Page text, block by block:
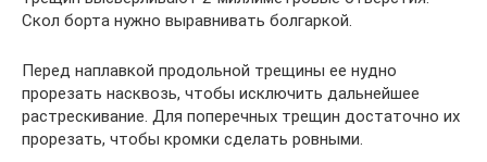
Скол борта нужно выравнивать болгаркой.
Перед наплавкой продольной трещины ее нудно
прорезать насквозь, чтобы исключить дальнейшее
растрескивание. Для поперечных трещин достаточно их
прорезать, чтобы кромки сделать ровными.